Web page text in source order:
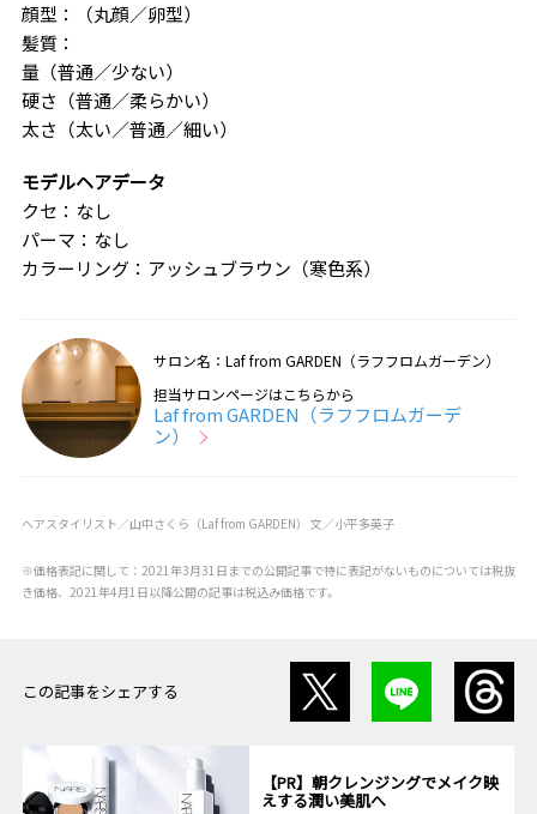
顔型：（丸顔／卵型）
髪質：
量（普通／少ない）
硬さ（普通／柔らかい）
太さ（太い／普通／細い）
モデルヘアデータ
クセ：なし
パーマ：なし
カラーリング：アッシュブラウン（寒色系）
サロン名：Laf from GARDEN（ラフフロムガーデン）
担当サロンページはこちらから
Laf from GARDEN（ラフフロムガーデ
ン）
ヘアスタイリスト／山中さくら（Laf from GARDEN） 文／小平多英子
※価格表記に関して：2021年3月31日までの公開記事で特に表記がないものについては税抜
き価格、2021年4月1日以降公開の記事は税込み価格です。
この記事をシェアする
【PR】朝クレンジングでメイク映
えする潤い美肌へ